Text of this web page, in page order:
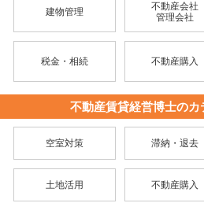
建物管理
不動産会社
管理会社
税金・相続 不動産購入
不動産賃貸経営博士の
空室対策 滞納・退去
土地活用 不動産購入